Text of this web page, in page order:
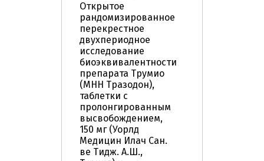
Открытое
рандомизированное
перекрестное
двухпериодное
исследование
биоэквивалентности
препарата Трумио
(МНН Тразодон),
таблетки с
пролонгированным
высвобождением,
150 мг (Уорлд
Медицин Илач Сан.
ве Тидж. А.Ш.,